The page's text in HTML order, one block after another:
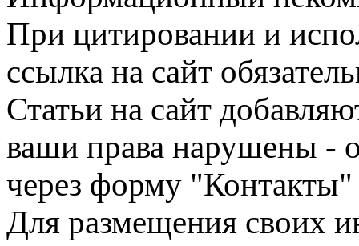
При цитировании и
ссылка на сайт
Статьи на сайт
ваши права нарушены -
через форму "Контакты"
Для размещения своих